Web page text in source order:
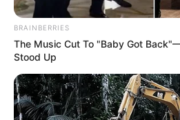
BRAINBERRIES
The Music Cut To "Baby Got
Stood Up